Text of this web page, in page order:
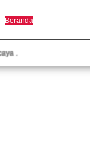
Beranda